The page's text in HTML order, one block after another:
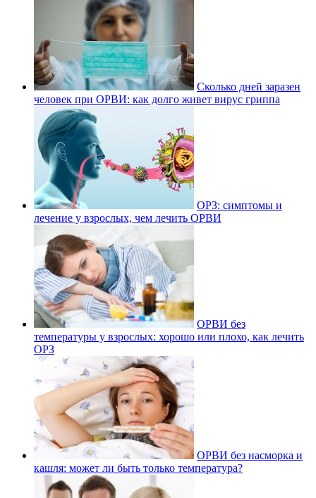
Сколько дней заразен
человек при ОРВИ: как долго живет вирус гриппа
ОРЗ: симптомы и
лечение у взрослых, чем лечить ОРВИ
ОРВИ без
температуры у взрослых: хорошо или плохо, как лечить
ОРЗ
ОРВИ без насморка и
кашля: может ли быть только температура?